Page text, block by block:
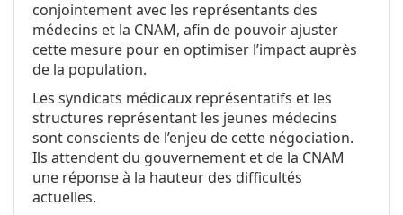
conjointement avec les représentants des
médecins et la CNAM, afin de pouvoir ajuster
cette mesure pour en optimiser l’impact auprès
de la population.
Les syndicats médicaux représentatifs et les
structures représentant les jeunes médecins
sont conscients de l’enjeu de cette négociation.
Ils attendent du gouvernement et de la CNAM
une réponse à la hauteur des difficultés
actuelles.